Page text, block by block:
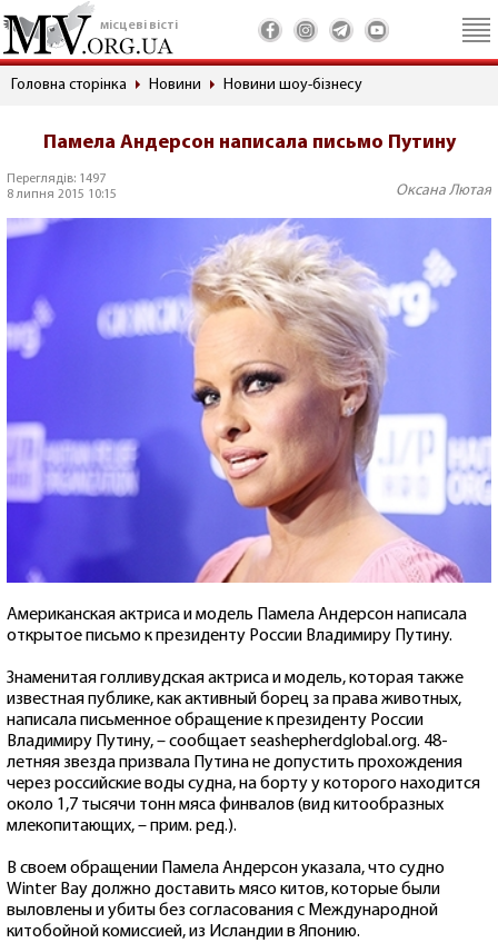
місцеві вісті
Головна сторінка Новини Новини шоу-бізнесу
Памела Андерсон написала письмо Путину
Переглядів: 1497
8 липня 2015 10:15
Оксана Лютая
Американская актриса и модель Памела Андерсон написала
открытое письмо к президенту России Владимиру Путину.
Знаменитая голливудская актриса и модель, которая также
известная публике, как активный борец за права животных,
написала письменное обращение к президенту России
Владимиру Путину, – сообщает seashepherdglobal.org. 48-
летняя звезда призвала Путина не допустить прохождения
через российские воды судна, на борту у которого находится
около 1,7 тысячи тонн мяса финвалов (вид китообразных
млекопитающих, – прим. ред.).
В своем обращении Памела Андерсон указала, что судно
Winter Bay должно доставить мясо китов, которые были
выловлены и убиты без согласования с Международной
китобойной комиссией, из Исландии в Японию.